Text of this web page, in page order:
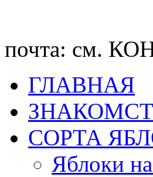
почта: см.
ГЛАВНАЯ
CОРТА
Яблоки